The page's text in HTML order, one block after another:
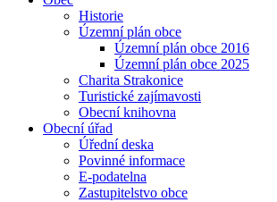
Historie
Územní plán obce
Územní plán obce 2016
Územní plán obce 2025
Charita Strakonice
Turistické zajímavosti
Obecní knihovna
Obecní úřad
Úřední deska
Povinné informace
E-podatelna
Zastupitelstvo obce